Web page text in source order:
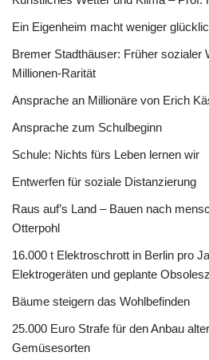
Ein Eigenheim macht weniger
Bremer Stadthäuser: Früher sozialer
Millionen-Rarität
Ansprache an Millionäre von Erich
Ansprache zum Schulbeginn
Schule: Nichts fürs Leben lernen wir
Entwerfen für soziale Distanzierung
Raus auf’s Land – Bauen nach
Otterpohl
16.000 t Elektroschrott in Berlin pro
Elektrogeräten und geplante
Bäume steigern das Wohlbefinden
25.000 Euro Strafe für den Anbau
Gemüsesorten